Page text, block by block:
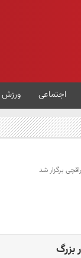
اجتماعی ورزش
برگزار شد
بزرگ